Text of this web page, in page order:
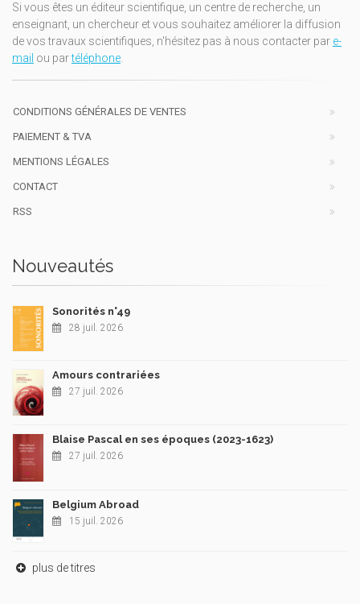
Si vous êtes un éditeur scientifique, un centre de recherche, un
enseignant, un chercheur et vous souhaitez améliorer la diffusion
de vos travaux scientifiques, n'hésitez pas à nous contacter par e-
mail ou partéléphone.
CONDITIONS GÉNÉRALES DE VENTES
PAIEMENT & TVA
MENTIONS LÉGALES
CONTACT
RSS
Nouveautés
Sonorités n°49
28 juil. 2026
Amours contrariées
27 juil. 2026
Blaise Pascal en ses époques (2023-1623)
27 juil. 2026
Belgium Abroad
15 juil. 2026
plus de titres